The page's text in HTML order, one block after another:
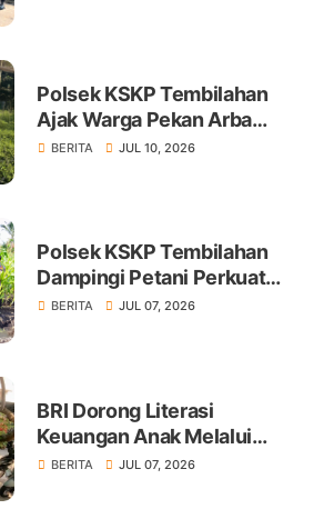
Polsek KSKP Tembilahan
Ajak Warga Pekan Arba
Tanam Cabai Dukung
BERITA JUL 10, 2026
Polsek KSKP Tembilahan
Dampingi Petani Perkuat
Swasembada Pangan
BERITA JUL 07, 2026
BRI Dorong Literasi
Keuangan Anak Melalui
Produk BritAma Junio
BERITA JUL 07, 2026